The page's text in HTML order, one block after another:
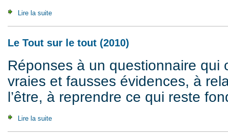
Lire la suite
Le Tout sur le tout (2010)
Réponses à un questionnaire qui
vraies et fausses évidences, à
l’être, à reprendre ce qui reste
Lire la suite